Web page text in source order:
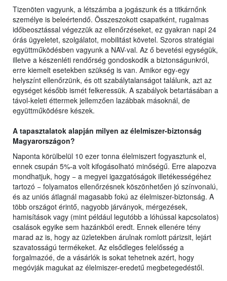
Tizenöten vagyunk, a létszámba a jogászunk és a titkárnőnk
személye is beleértendő. Összeszokott csapatként, rugalmas
időbeosztással végezzük az ellenőrzéseket, ez gyakran napi 24
órás ügyeletet, szolgálatot, mobilitást követel. Szoros stratégiai
együttműködésben vagyunk a NAV-val. Az ő bevetési egységük,
illetve a készenléti rendőrség gondoskodik a biztonságunkról,
erre kiemelt esetekben szükség is van. Amikor egy-egy
helyszínt ellenőrzünk, és ott szabálytalanságot találunk, azt az
egységet később ismét felkeressük. A szabályok betartásában a
távol-keleti éttermek jellemzően lazábbak másoknál, de
együttműködésre készek.
A tapasztalatok alapján milyen az élelmiszer-biztonság
Magyarországon?
Naponta körülbelül 10 ezer tonna élelmiszert fogyasztunk el,
ennek csupán 5%-a volt kifogásolható minőségű. Erre alapozva
mondhatjuk, hogy − a megyei igazgatóságok illetékességéhez
tartozó − folyamatos ellenőrzésnek köszönhetően jó színvonalú,
és az uniós átlagnál magasabb fokú az élelmiszer-biztonság. A
több országot érintő, nagyobb járványok, mérgezések,
hamisítások vagy (mint például legutóbb a lóhússal kapcsolatos)
csalások egyike sem hazánkból eredt. Ennek ellenére tény
marad az is, hogy az üzletekben árulnak romlott párizsit, lejárt
szavatosságú termékeket. Az elsődleges felelősség a
forgalmazóé, de a vásárlók is sokat tehetnek azért, hogy
megóvják magukat az élelmiszer-eredetű megbetegedéstől.